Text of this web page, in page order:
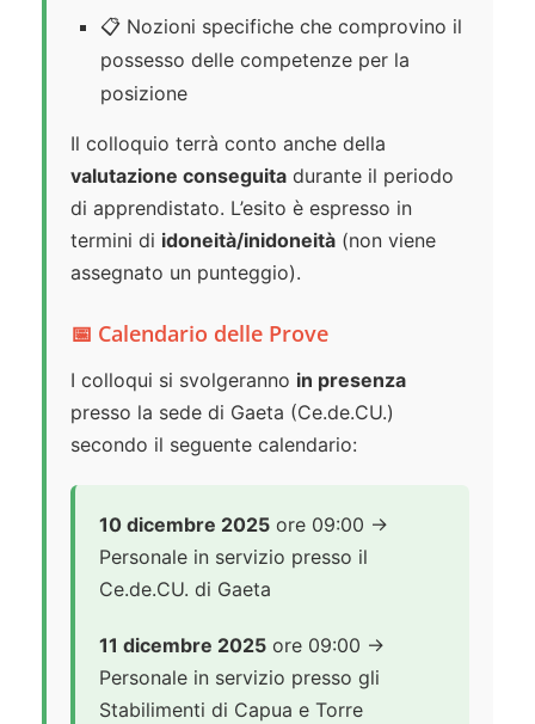
📋 Nozioni specifiche che comprovino il
possesso delle competenze per la
posizione
Il colloquio terrà conto anche della
valutazione conseguita durante il periodo
di apprendistato. L’esito è espresso in
termini di idoneità/inidoneità (non viene
assegnato un punteggio).
📅 Calendario delle Prove
I colloqui si svolgeranno in presenza
presso la sede di Gaeta (Ce.de.CU.)
secondo il seguente calendario:
10 dicembre 2025 ore 09:00 →
Personale in servizio presso il
Ce.de.CU. di Gaeta
11 dicembre 2025 ore 09:00 →
Personale in servizio presso gli
Stabilimenti di Capua e Torre